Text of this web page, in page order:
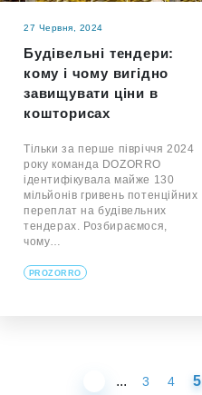
27 Червня, 2024
Будівельні тендери:
кому і чому вигідно
завищувати ціни в
кошторисах
Тільки за перше півріччя 2024
року команда DOZORRO
ідентифікувала майже 130
мільйонів гривень потенційних
переплат на будівельних
тендерах. Розбираємося,
чому…
PROZORRO
... 3 4 5